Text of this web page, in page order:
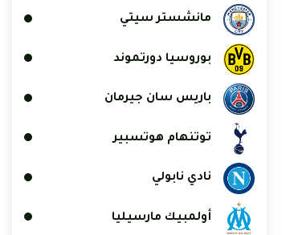
مانشستر سيتي
بوروسيا دورتموند
باريس سان جيرمان
توتنهام هوتسبير
نادي نابولي
أولمبيك مارسيليا